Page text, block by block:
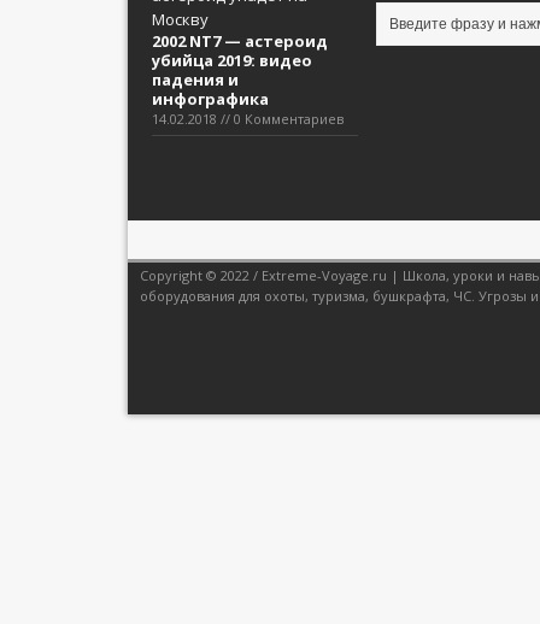
2002 NT7 — астероид
убийца 2019: видео
падения и
инфографика
14.02.2018 // 0 Комментариев
Copyright © 2022 / Extreme-Voyage.ru | Школа, уроки и
оборудования для охоты, туризма, бушкрафта, ЧС. Угрозы